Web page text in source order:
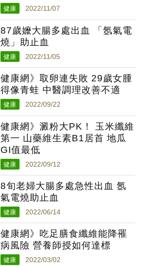
健康 2022/11/07
87歲嬤大腸多處出血 「氬氣電
燒」助止血
健康 2022/11/05
健康網》取卵連失敗 29歲女腫
得像青蛙 中醫調理改善不適
健康 2022/09/22
健康網》澱粉大PK！ 玉米纖維
第一 山藥維生素B1居首 地瓜
GI值最低
健康 2022/09/12
8旬老婦大腸多處急性出血 氬
氣電燒助止血
健康 2022/06/14
健康網》吃足膳食纖維能降罹
病風險 營養師授如何達標
健康 2022/03/02